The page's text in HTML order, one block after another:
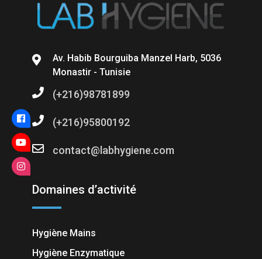
Av. Habib Bourguiba Manzel Harb, 5036
Monastir - Tunisie
(+216)98781899
(+216)95800192
contact@labhygiene.com
Domaines d’activité
Hygiène Mains
Hygiène Enzymatique